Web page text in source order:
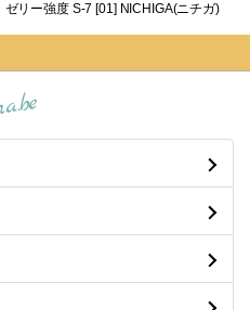
ゼリー強度 S-7 [01] NICHIGA(ニチガ)